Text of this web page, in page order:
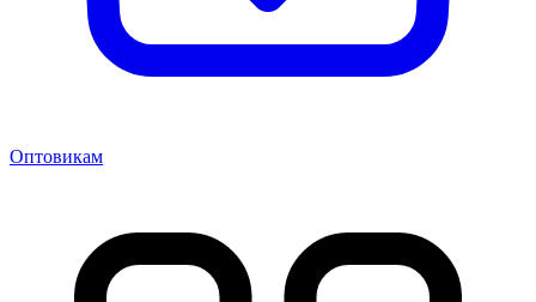
Оптовикам